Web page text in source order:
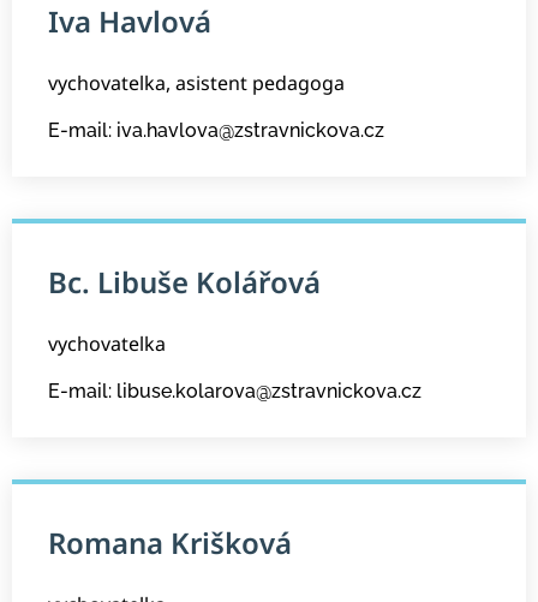
Iva Havlová
vychovatelka, asistent pedagoga
E-mail: iva.havlova@zstravnickova.cz
Bc. Libuše Kolářová
vychovatelka
E-mail: libuse.kolarova@zstravnickova.cz
Romana Krišková